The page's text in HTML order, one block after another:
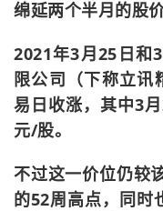
绵延两个半月的股
2021年3月25日和
限公司（下称立讯
易日收涨，其中3
元/股。
不过这一价位仍较
的52周高点，同时